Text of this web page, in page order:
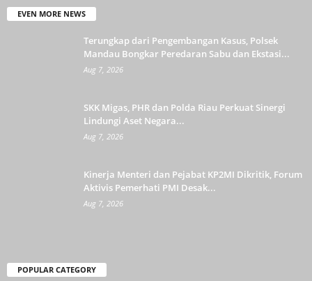
EVEN MORE NEWS
Terungkap dari Pengembangan Kasus, Polsek
Mandau Bongkar Peredaran Sabu dan Ekstasi...
Aug 7, 2026
SKK Migas, PHR dan Polda Riau Perkuat Sinergi
Lindungi Aset Negara...
Aug 7, 2026
Kinerja Menteri dan Pejabat KP2MI Dikritik, Forum
Aktivis Pemerhati PMI Desak...
Aug 7, 2026
POPULAR CATEGORY